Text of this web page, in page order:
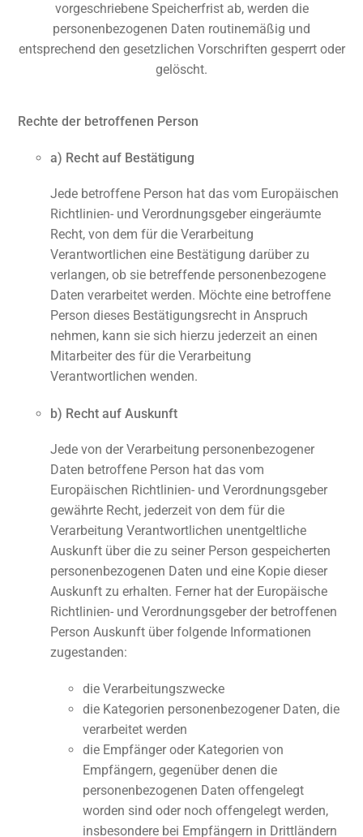
vorgeschriebene Speicherfrist ab, werden die
personenbezogenen Daten routinemäßig und
entsprechend den gesetzlichen Vorschriften gesperrt oder
gelöscht.
Rechte der betroffenen Person
a) Recht auf Bestätigung
Jede betroffene Person hat das vom Europäischen
Richtlinien- und Verordnungsgeber eingeräumte
Recht, von dem für die Verarbeitung
Verantwortlichen eine Bestätigung darüber zu
verlangen, ob sie betreffende personenbezogene
Daten verarbeitet werden. Möchte eine betroffene
Person dieses Bestätigungsrecht in Anspruch
nehmen, kann sie sich hierzu jederzeit an einen
Mitarbeiter des für die Verarbeitung
Verantwortlichen wenden.
b) Recht auf Auskunft
Jede von der Verarbeitung personenbezogener
Daten betroffene Person hat das vom
Europäischen Richtlinien- und Verordnungsgeber
gewährte Recht, jederzeit von dem für die
Verarbeitung Verantwortlichen unentgeltliche
Auskunft über die zu seiner Person gespeicherten
personenbezogenen Daten und eine Kopie dieser
Auskunft zu erhalten. Ferner hat der Europäische
Richtlinien- und Verordnungsgeber der betroffenen
Person Auskunft über folgende Informationen
zugestanden:
die Verarbeitungszwecke
die Kategorien personenbezogener Daten, die
verarbeitet werden
die Empfänger oder Kategorien von
Empfängern, gegenüber denen die
personenbezogenen Daten offengelegt
worden sind oder noch offengelegt werden,
insbesondere bei Empfängern in Drittländern